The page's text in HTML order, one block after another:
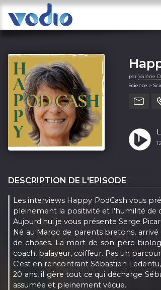
par Valérie
Science >
DESCRIPTION DE L'EPISODE
Les interviews Happy PodCash vous
pleinement la positivité et l'humilité de
Aujourd'hui je vous présente Serge
Né au Maroc de parents bretons,
de choses. La mort de son père
coach, balayeur, coiffeur. Pas un
C'est en rencontrant Sébastien
20 ans, il gère tout ce qui décharge
assumée et pleinement vécue.